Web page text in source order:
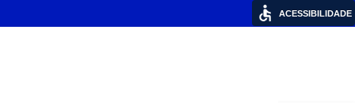
ACESSIBILIDADE